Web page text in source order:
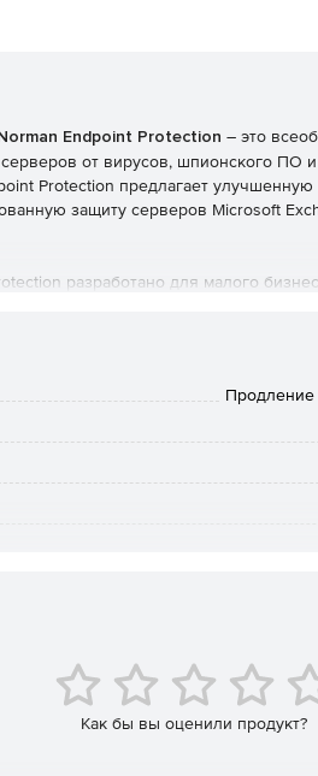
Endpoint Protection – это
от вирусов, шпионского ПО
Protection предлагает
защиту серверов Microsoft
разработано для малого
безопасности групп
Возможность централизованной
всей локальной сети, быстрое
доступа
машины, подключенные в сети.
и для них средства безопасности
отчеты.
Продление
Как бы вы оценили продукт?